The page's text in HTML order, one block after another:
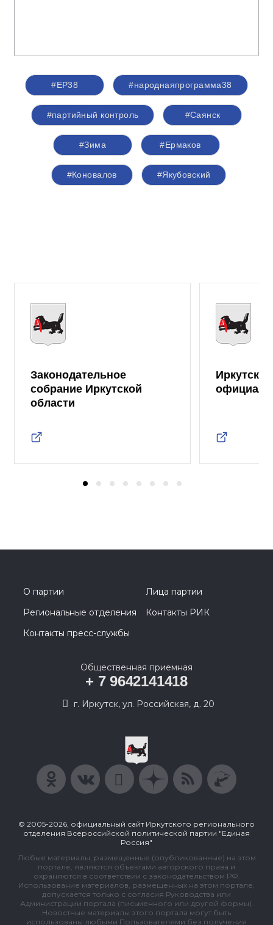
#ЕР38 #народнаяпрограмма38
#партийный контроль #Саянск
#Зима #Ермаков
#Коновалов #Якубовский
Законодательное
собрание Иркутской
области
О партии
Лица партии
Региональные отделения
Контакты РИК
Контакты пресс-службы
Общественная приемная
+ 7 9642141418
г. Иркутск, ул. Российская, д. 20
© 2005-2026, официальный сайт Иркутского регионального
отделения Всероссийской политической партии "Единая
Россия"
Любые материалы, размещенные (опубликованные) на этом
портале, являются объектами авторского права и
охраняются в соответствии с законодательством РФ.
Использование материалов, размещенных на этом портале,
допускается только с согласия Руководства или
Администрации портала (письменного или другой формы).
Новостные материалы этого портала могут быть
использованы любыми Пользователями без получения